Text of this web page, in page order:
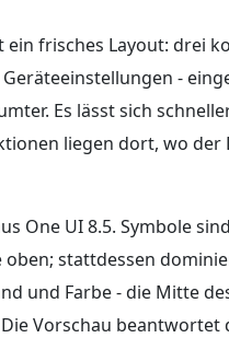
ein frisches Layout: drei
-
Es lässt sich
liegen dort, wo der
One UI 8.5. Symbole
stattdessen
und Farbe - die Mitte
Vorschau beantwortet